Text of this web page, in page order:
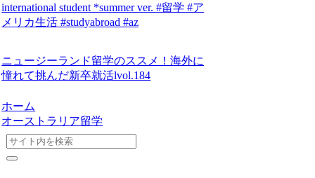
international student *summer ver. #留学 #ア
メリカ生活 #studyabroad #az
ニュージーランド留学のススメ！海外に
憧れて挑んだ新卒就活lvol.184
ホーム
オーストラリア留学